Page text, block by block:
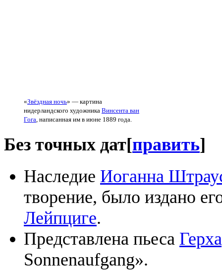
«Звёздная ночь» — картина
нидерландского художника Винсента ван
Гога, написанная им в июне 1889 года.
Без точных дат[править]
Наследие Иоганна
творение, было издано
Лейпциге.
Представлена пьеса
Sonnenaufgang».